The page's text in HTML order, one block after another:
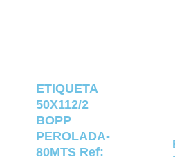
ETIQUETA
50X112/2
BOPP
PEROLADA-
80MTS Ref: